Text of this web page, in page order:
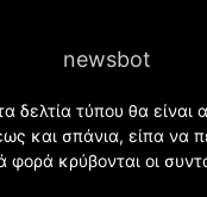
newsbot
δελτία τύπου θα είναι
και σπάνια, είπα να
φορά κρύβονται οι